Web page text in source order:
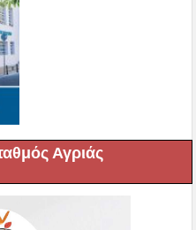
Αγριάς